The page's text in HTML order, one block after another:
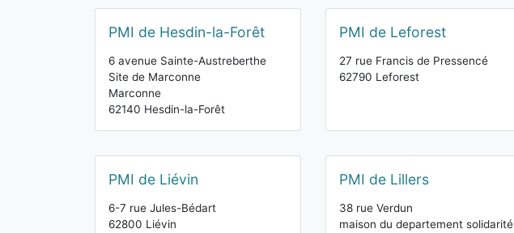
PMI de Hesdin-la-Forêt
6 avenue Sainte-Austreberthe
Site de Marconne
Marconne
62140 Hesdin-la-Forêt
PMI de Leforest
27 rue Francis de Pressencé
62790 Leforest
PMI de Liévin
6-7 rue Jules-Bédart
62800 Liévin
PMI de Lillers
38 rue Verdun
maison du departement solidarité